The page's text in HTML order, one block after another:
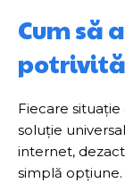
Cum să
potrivită
Fiecare
soluție
internet,
simplă